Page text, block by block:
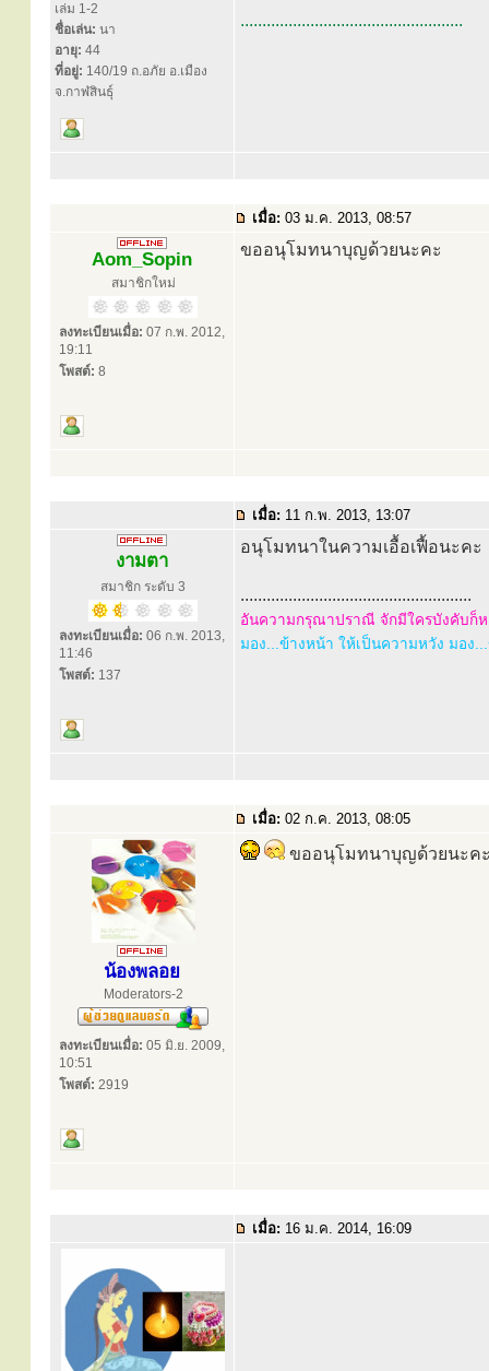
เล่ม 1-2
ชื่อเล่น: นา
อายุ: 44
ที่อยู่: 140/19 ถ.อภัย อ.เมือง
จ.กาฬสินธุ์
...................................................
เมื่อ: 03 ม.ค. 2013, 08:57
Aom_Sopin
สมาชิกใหม่
ลงทะเบียนเมื่อ: 07 ก.พ. 2012,
19:11
โพสต์: 8
ขออนุโมทนาบุญด้วยนะคะ
เมื่อ: 11 ก.พ. 2013, 13:07
งามตา
สมาชิก ระดับ 3
ลงทะเบียนเมื่อ: 06 ก.พ. 2013,
11:46
โพสต์: 137
อนุโมทนาในความเอื้อเฟื้อนะคะ
.....................................................
อันความกรุณาปราณี จักมีใครบังคับก็
มอง...ข้างหน้า ให้เป็นความหวัง มอง
เมื่อ: 02 ก.ค. 2013, 08:05
น้องพลอย
Moderators-2
ลงทะเบียนเมื่อ: 05 มิ.ย. 2009,
10:51
โพสต์: 2919
ขออนุโมทนาบุญด้วยนะค
เมื่อ: 16 ม.ค. 2014, 16:09